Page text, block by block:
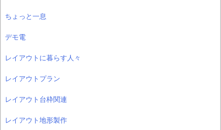
ちょっと一息
デモ電
レイアウトに暮らす人々
レイアウトプラン
レイアウト台枠関連
レイアウト地形製作